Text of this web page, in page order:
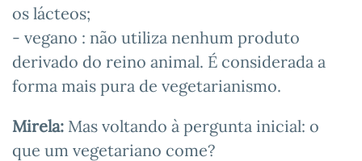
os lácteos;
- vegano : não utiliza nenhum produto
derivado do reino animal. É considerada a
forma mais pura de vegetarianismo.
Mirela: Mas voltando à pergunta inicial: o
que um vegetariano come?